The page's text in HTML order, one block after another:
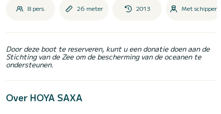
8 pers. 26 meter 2013 Met schipper
Door deze boot te reserveren, kunt u een donatie doen aan de
Stichting van de Zee om de bescherming van de oceanen te
ondersteunen.
Over HOYA SAXA